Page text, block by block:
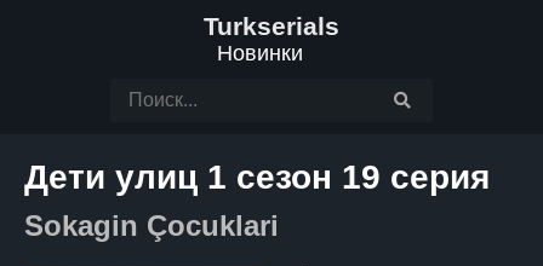
Turkserials
Новинки
Дети улиц 1 сезон 19 серия
Sokagin Çocuklari